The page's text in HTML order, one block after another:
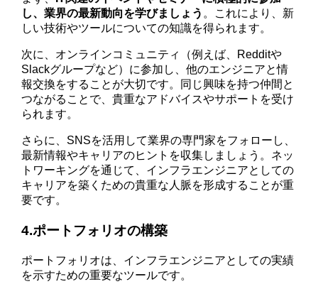
し、業界の最新動向を学びましょう 。これにより、新
しい技術やツールについての知識を得られます。
次に、オンラインコミュニティ（例えば、Redditや
Slackグループなど）に参加し、他のエンジニアと情
報交換をすることが大切です。同じ興味を持つ仲間と
つながることで、貴重なアドバイスやサポートを受け
られます。
さらに、SNSを活用して業界の専門家をフォローし、
最新情報やキャリアのヒントを収集しましょう。ネッ
トワーキングを通じて、インフラエンジニアとしての
キャリアを築くための貴重な人脈を形成することが重
要です。
4.ポートフォリオの構築
ポートフォリオは、インフラエンジニアとしての実績
を示すための重要なツールです。